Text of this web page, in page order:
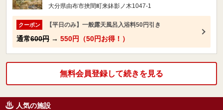
大分県由布市挾間町来鉢影ノ木1047-1
クーポン 【平日のみ】一般露天風呂入浴料50円引き
通常600円 → 550円（50円お得！）
無料会員登録して続きを見る
人気の施設